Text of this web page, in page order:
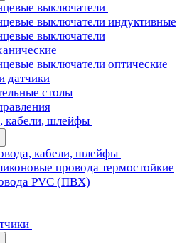
выключатели
выключатели индуктивные
выключатели
выключатели оптические
датчики
столы
кабели, шлейфы
кабели, шлейфы
провода термостойкие
PVC (ПВХ)